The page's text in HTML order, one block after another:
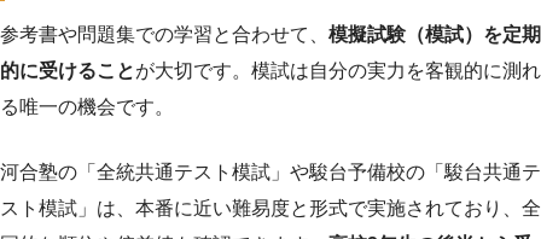
参考書や問題集での学習と合わせて、 模擬試験（模試）を定期
的に受けることが大切です。模試は自分の実力を客観的に測れ
る唯一の機会です。
河合塾の「全統共通テスト模試」や駿台予備校の「駿台共通テ
スト模試」は、本番に近い難易度と形式で実施されており、全